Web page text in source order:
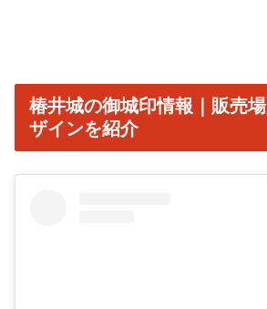
椿井城の御城印情報｜販売
ザインを紹介